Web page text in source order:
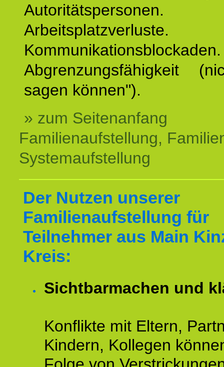
Autoritätspersonen.
Arbeitsplatzverluste.
Abgrenzungsfähigkeit
sagen können").
» zum Seitenanfang
Familienaufstellung,
Systemaufstellung
Der Nutzen unserer
Familienaufstellung für
Teilnehmer aus Main
Kreis:
Sichtbarmachen und
Konflikte mit Eltern,
Kindern, Kollegen